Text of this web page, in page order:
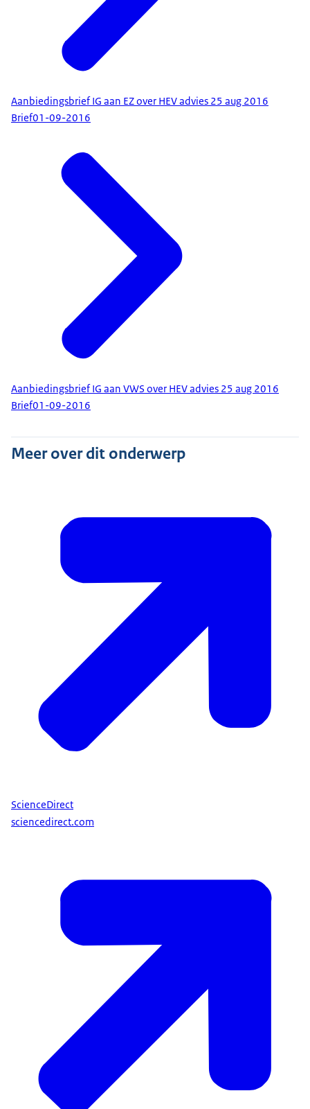
Aanbiedingsbrief IG aan EZ over HEV advies 25 aug 2016
Brief01-09-2016
Aanbiedingsbrief IG aan VWS over HEV advies 25 aug 2016
Brief01-09-2016
Meer over dit onderwerp
ScienceDirect
sciencedirect.com